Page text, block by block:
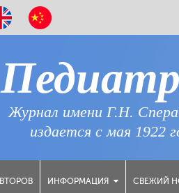
Журнал имени Г.Н.
издается с мая 1922
ИНФОРМАЦИЯ СВЕЖИЙ